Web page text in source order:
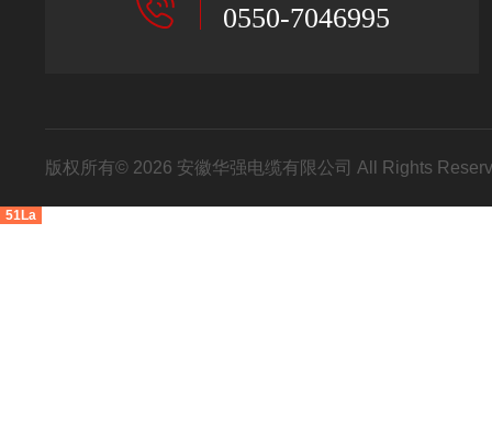
0550-7046995
版权所有© 2026 安徽华强电缆有限公司 All Rights
51La